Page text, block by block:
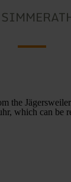
the
which can be